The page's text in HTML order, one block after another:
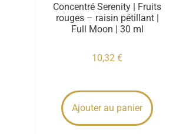
Concentré Serenity | Fruits
rouges – raisin pétillant |
Full Moon | 30 ml
10,32€
Ajouter au panier